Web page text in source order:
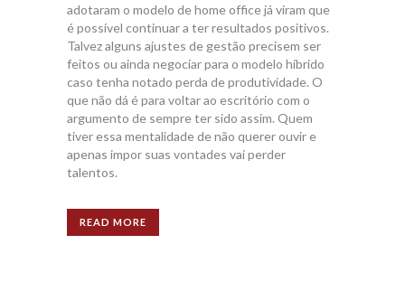
adotaram o modelo de home office já viram que
é possível continuar a ter resultados positivos.
Talvez alguns ajustes de gestão precisem ser
feitos ou ainda negociar para o modelo híbrido
caso tenha notado perda de produtividade. O
que não dá é para voltar ao escritório com o
argumento de sempre ter sido assim. Quem
tiver essa mentalidade de não querer ouvir e
apenas impor suas vontades vai perder
talentos.
READ MORE